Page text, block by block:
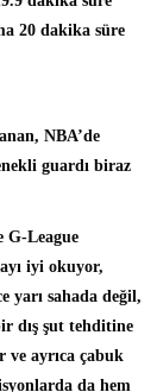
20 dakika süre
NBA’de
guardı biraz
G-League
iyi okuyor,
yarı sahada değil,
dış şut tehditine
ayrıca çabuk
da hem